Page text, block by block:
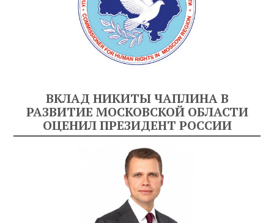
ВКЛАД НИКИТЫ ЧАПЛИНА В
РАЗВИТИЕ МОСКОВСКОЙ ОБЛАСТИ
ОЦЕНИЛ ПРЕЗИДЕНТ РОССИИ